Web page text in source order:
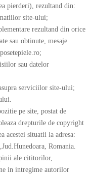
pierderi), rezultand din:
site-ului;
rezultand din orice
sau obtinute, mesaje
sau datelor
serviciilor site-ului;
pe site, postat de
drepturile de copyright
acestei situatii la adresa:
Romania.
ale cititorilor,
in intregime autorilor